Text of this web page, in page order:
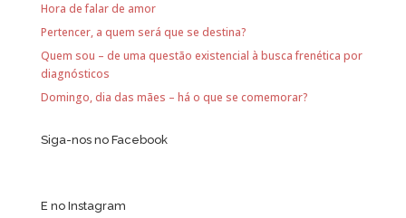
Hora de falar de amor
Pertencer, a quem será que se destina?
Quem sou – de uma questão existencial à busca frenética por
diagnósticos
Domingo, dia das mães – há o que se comemorar?
Siga-nos no Facebook
E no Instagram